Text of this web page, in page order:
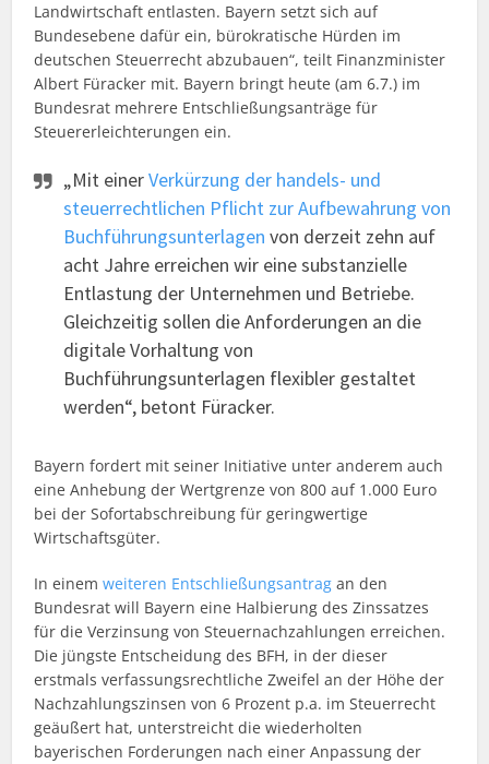
Landwirtschaft entlasten. Bayern setzt sich auf
Bundesebene dafür ein, bürokratische Hürden im
deutschen Steuerrecht abzubauen“, teilt Finanzminister
Albert Füracker mit. Bayern bringt heute (am 6.7.) im
Bundesrat mehrere Entschließungsanträge für
Steuererleichterungen ein.
„Mit einerVerkürzung der handels- und
steuerrechtlichen Pflicht zur Aufbewahrung von
Buchführungsunterlagen von derzeit zehn auf
acht Jahre erreichen wir eine substanzielle
Entlastung der Unternehmen und Betriebe.
Gleichzeitig sollen die Anforderungen an die
digitale Vorhaltung von
Buchführungsunterlagen flexibler gestaltet
werden“, betont Füracker.
Bayern fordert mit seiner Initiative unter anderem auch
eine Anhebung der Wertgrenze von 800 auf 1.000 Euro
bei der Sofortabschreibung für geringwertige
Wirtschaftsgüter.
In einemweiteren Entschließungsantrag an den
Bundesrat will Bayern eine Halbierung des Zinssatzes
für die Verzinsung von Steuernachzahlungen erreichen.
Die jüngste Entscheidung des BFH, in der dieser
erstmals verfassungsrechtliche Zweifel an der Höhe der
Nachzahlungszinsen von 6 Prozent p.a. im Steuerrecht
geäußert hat, unterstreicht die wiederholten
bayerischen Forderungen nach einer Anpassung der